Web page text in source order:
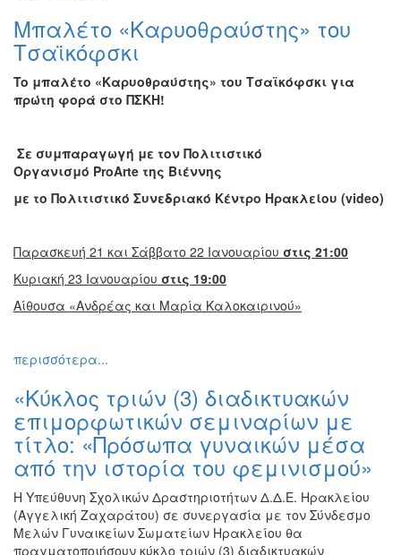
Μπαλέτο «Καρυοθραύστης» του
Τσαϊκόφσκι
To μπαλέτο «Καρυοθραύστης» του Τσαϊκόφσκι για
πρώτη φορά στο ΠΣΚΗ!
Σε συμπαραγωγή με τον Πολιτιστικό
Οργανισμό ProArte της Βιέννης
με το Πολιτιστικό Συνεδριακό Κέντρο Ηρακλείου (video)
Παρασκευή 21 και Σάββατο 22 Ιανουαρίου στις 21:00
Κυριακή 23 Ιανουαρίου στις 19:00
Αίθουσα «Ανδρέας και Μαρία Καλοκαιρινού»
περισσότερα...
«Κύκλος τριών (3) διαδικτυακών
επιμορφωτικών σεμιναρίων με
τίτλο: «Πρόσωπα γυναικών μέσα
από την ιστορία του φεμινισμού»
Η Υπεύθυνη Σχολικών Δραστηριοτήτων Δ.Δ.Ε. Ηρακλείου
(Αγγελική Ζαχαράτου) σε συνεργασία με τον Σύνδεσμο
Μελών Γυναικείων Σωματείων Ηρακλείου θα
πραγματοποιήσουν κύκλο τριών (3) διαδικτυακών